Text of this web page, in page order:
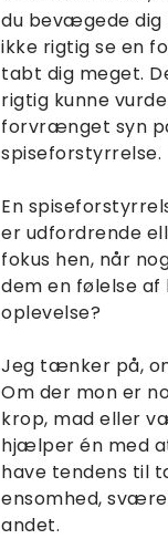
du bevægede dig
ikke rigtig se en
tabt dig meget.
rigtig kunne
forvrænget syn
spiseforstyrrelse.
En
er udfordrende
fokus hen, når
dem en følelse af
oplevelse?
Jeg tænker på,
Om der mon er
krop, mad eller
hjælper én med
have tendens til
ensomhed,
andet.